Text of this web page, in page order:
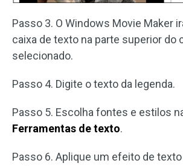
Passo 3. O Windows Movie Maker
caixa de texto na parte superior do
selecionado.
Passo 4. Digite o texto da legenda.
Passo 5. Escolha fontes e estilos
Ferramentas de texto.
Passo 6. Aplique um efeito de